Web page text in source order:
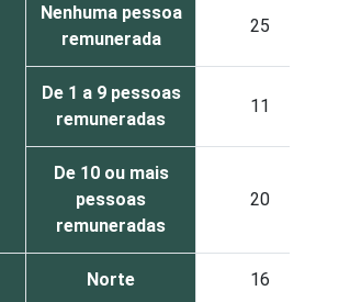
Nenhuma pessoa
remunerada
25
De 1 a 9 pessoas
remuneradas
11
De 10 ou mais
pessoas
remuneradas
20
Norte 16